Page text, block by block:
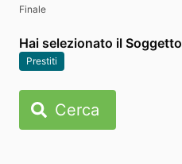
Finale
Hai selezionato il Soggetto
Prestiti
Cerca